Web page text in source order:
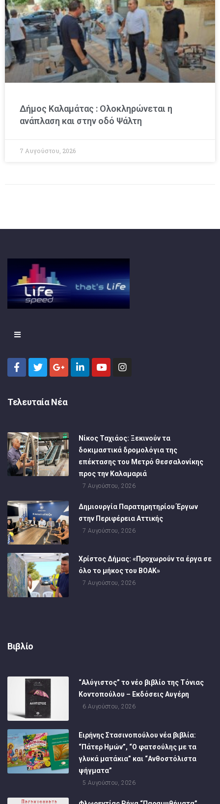
Δήμος Καλαμάτας : Ολοκληρώνεται η
ανάπλαση και στην οδό Ψάλτη
7 Αυγούστου, 2026
Τελευταία Νέα
Νίκος Ταχιάος: Ξεκινούν τα
δοκιμαστικά δρομολόγια της
επέκτασης του Μετρό Θεσσαλονίκης
προς την Καλαμαριά
7 Αυγούστου, 2026
Δημιουργία Παρατηρητηρίου Έργων
στην Περιφέρεια Αττικής
7 Αυγούστου, 2026
Χρίστος Δήμας: «Προχωρούν τα έργα σε
όλο το μήκος του ΒΟΑΚ»
7 Αυγούστου, 2026
Βιβλίο
“Αλύγιστος” το νέο βιβλίο της Τόνιας
Κοντοπούλου – Εκδόσεις Αυγέρη
6 Αυγούστου, 2026
Ειρήνης Στασινοπούλου νέα βιβλία:
“Πάτερ Ημών”, “Ο φατσούλης με τα
γλυκά ματάκια” και “Ανθοστόλιστα
ψήγματα”
5 Αυγούστου, 2026